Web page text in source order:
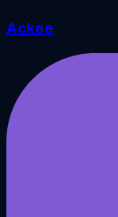
Ackee